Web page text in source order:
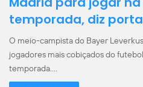
temporada, diz
O meio-campista do Bayer
jogadores mais cobiçados do
temporada.…